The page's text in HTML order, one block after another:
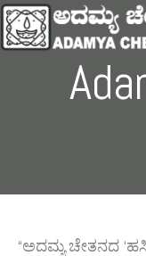
Skip
to
content
“ಅದಮ್ಯ ಚೇತನದ